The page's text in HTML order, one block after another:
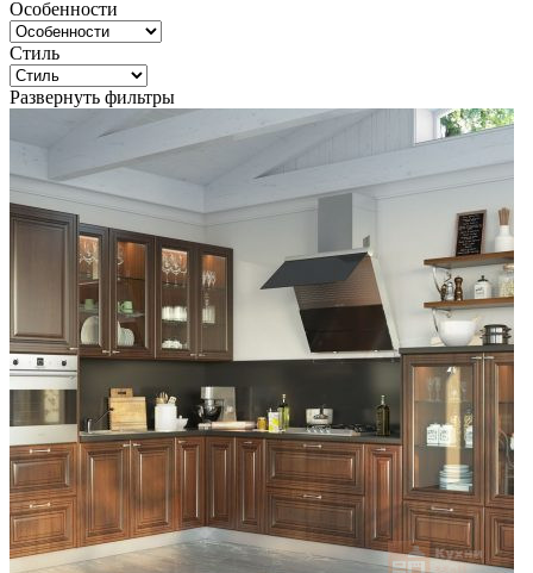
Особенности
Стиль
Развернуть фильтры